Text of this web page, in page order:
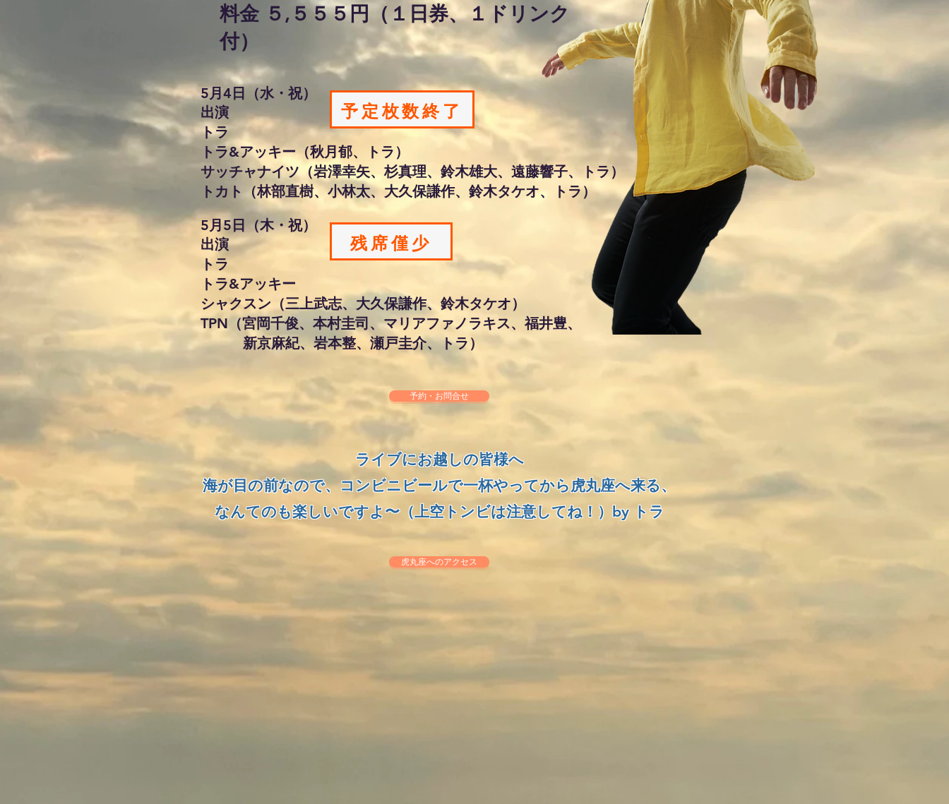
予定枚数終了
残席僅少
料金 ５,５５５円（１日券、１ドリンク
付）
5月4日（水・祝）
出演
トラ
トラ&アッキー（秋月郁、トラ）
サッチャナイツ（岩澤幸矢、杉真理、鈴木雄大、遠藤響子、トラ）
トカト（林部直樹、小林太、大久保謙作、鈴木タケオ、トラ）
5月5日（木・祝）
出演
トラ
トラ&アッキー
シャクスン（三上武志、大久保謙作、鈴木タケオ）
TPN（宮岡千俊、本村圭司、マリアファノラキス、福井豊、
新京麻紀、岩本整、瀬戸圭介、トラ）
予約・お問合せ
ライブにお越しの皆様へ
海が目の前なので、コンビニビールで一杯やってから虎丸座へ来る、
なんてのも楽しいですよ〜（上空トンビは注意してね！）by トラ
虎丸座へのアクセス